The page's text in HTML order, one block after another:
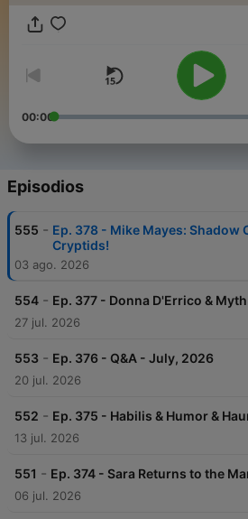
phenomena and folklore, Cliff and
each episode. Whether you're a
curious skeptic,Beyond Bigfootoffers
and fascinating discoveries from the
belief.
because Bigfoot is just the beginning.
00:00
Episodios
555 - Ep. 378 - Mike Mayes: Shadow
Cryptids!
03 ago. 2026
554 - Ep. 377 - Donna D'Errico &
27 jul. 2026
553 - Ep. 376 - Q&A - July, 2026
20 jul. 2026
552 - Ep. 375 - Habilis & Humor &
13 jul. 2026
551 - Ep. 374 - Sara Returns to the
06 jul. 2026